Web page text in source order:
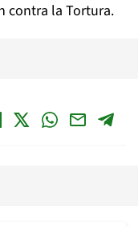
contra la Tortura.